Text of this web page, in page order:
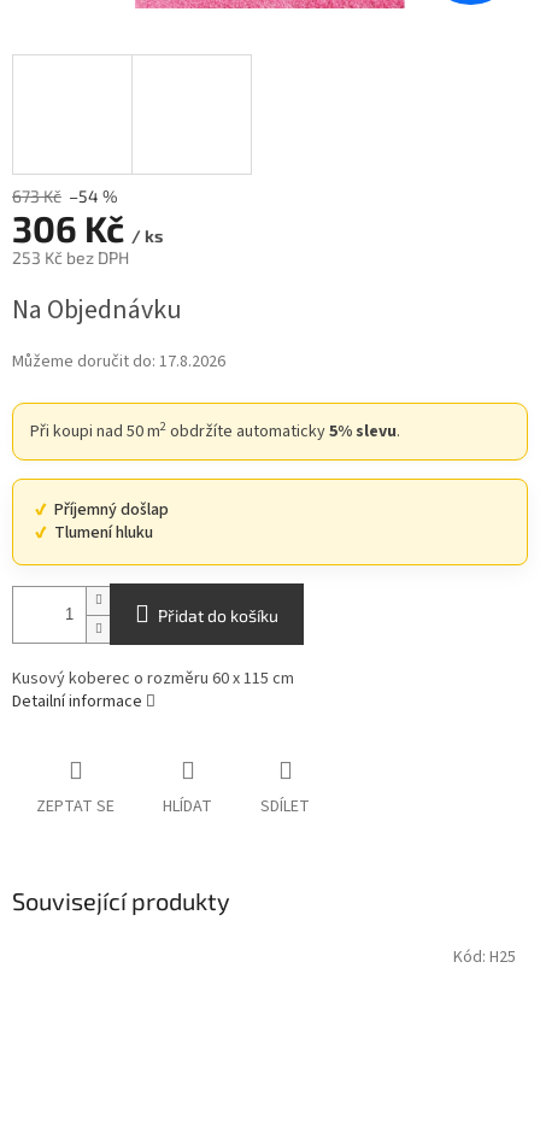
673 Kč –54 %
306 Kč / ks
253 Kč bez DPH
cena:
Na Objednávku
Můžeme doručit do: 17.8.2026
Při koupi nad 50 m2 obdržíte automaticky5% slevu.
Příjemný došlap
Tlumení hluku
Přidat do košíku
Kusový koberec o rozměru 60 x 115 cm
Detailní informace
ZEPTAT SE HLÍDAT SDÍLET
Související produkty
Kód: H25